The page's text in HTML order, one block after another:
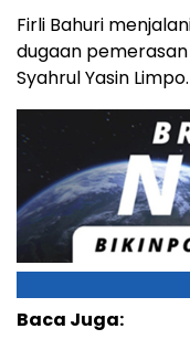
Firli Bahuri
dugaan
Syahrul Yasin Limpo.
Baca Juga: